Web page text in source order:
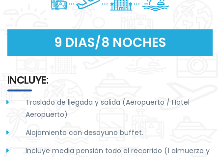
9 DIAS/8 NOCHES
INCLUYE:
Traslado de llegada y salida (Aeropuerto / Hotel
Aeropuerto)
Alojamiento con desayuno buffet.
Incluye media pensión todo el recorrido (1 almuerzo y